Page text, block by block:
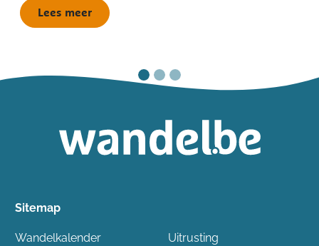
Lees meer
Sitemap
Wandelkalender
Uitrusting